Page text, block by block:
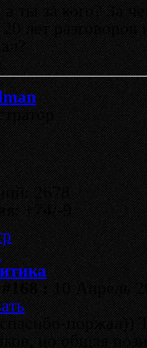
ты за кого? За
лет
2678
+74/-9
:10 Апрель
поржал))
но общая